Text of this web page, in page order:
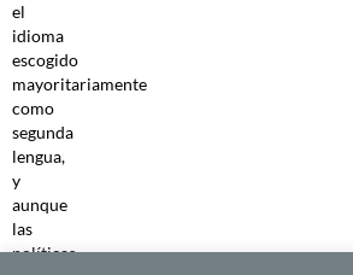
el
idioma
escogido
mayoritariamente
como
segunda
lengua,
y
aunque
las
políticas